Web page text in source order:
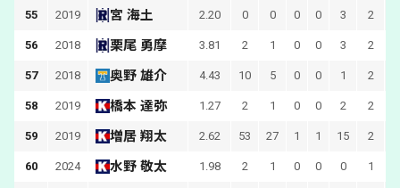
55 2019 宮 海土 2.20 0 0 0 0 3 2
56 2018 栗尾 勇摩 3.81 2 1 0 0 3 2
57 2018 奥野 雄介 4.43 10 5 0 0 1 2
58 2019 橋本 達弥 1.27 2 1 0 0 2 2
59 2019 増居 翔太 2.62 53 27 1 1 15 2
60 2024 水野 敬太 1.98 2 1 0 0 0 1